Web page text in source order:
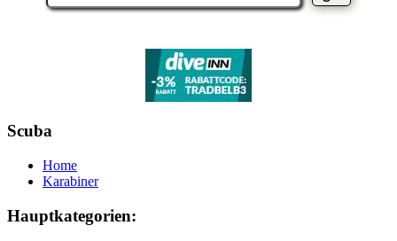
Scuba
Home
Karabiner
Hauptkategorien: